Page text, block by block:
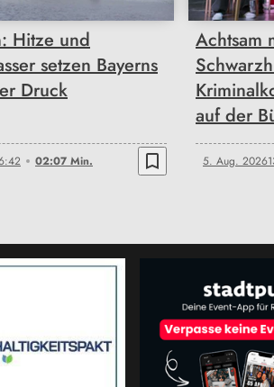
Hitze und
setzen Bayerns
Druck
02:07 Min. bookmark_border
Achtsam
auf der
5. Aug. 2026